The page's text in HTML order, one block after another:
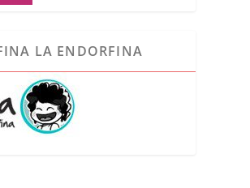
LA ENDORFINA